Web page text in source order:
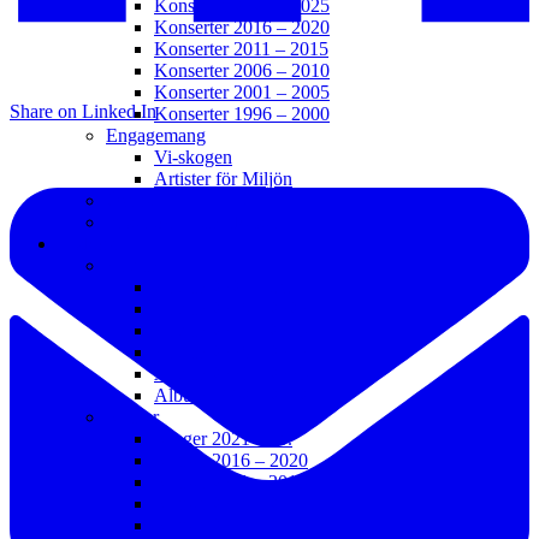
Share on Linked In
Konserter 2021 – 2025
Konserter 2016 – 2020
Konserter 2011 – 2015
Konserter 2006 – 2010
Konserter 2001 – 2005
Konserter 1996 – 2000
Engagemang
Vi-skogen
Artister för Miljön
Album 2003 – 2005
Album 1992 – 2002
Sånger
Sånger 2021 – t.v.
Sånger 2016 – 2020
Sånger 2011 – 2015